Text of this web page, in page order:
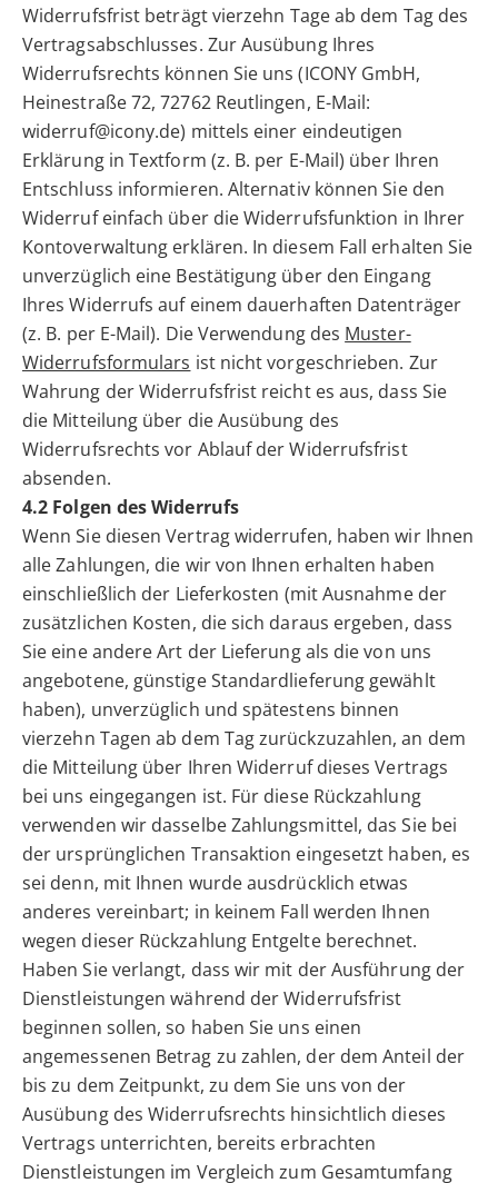
Widerrufsfrist beträgt vierzehn Tage ab dem Tag des
Vertragsabschlusses. Zur Ausübung Ihres
Widerrufsrechts können Sie uns (ICONY GmbH,
Heinestraße 72, 72762 Reutlingen, E-Mail:
widerruf@icony.de) mittels einer eindeutigen
Erklärung in Textform (z. B. per E-Mail) über Ihren
Entschluss informieren. Alternativ können Sie den
Widerruf einfach über die Widerrufsfunktion in Ihrer
Kontoverwaltung erklären. In diesem Fall erhalten Sie
unverzüglich eine Bestätigung über den Eingang
Ihres Widerrufs auf einem dauerhaften Datenträger
(z. B. per E-Mail). Die Verwendung des Muster-
Widerrufsformulars ist nicht vorgeschrieben. Zur
Wahrung der Widerrufsfrist reicht es aus, dass Sie
die Mitteilung über die Ausübung des
Widerrufsrechts vor Ablauf der Widerrufsfrist
absenden.
4.2 Folgen des Widerrufs
Wenn Sie diesen Vertrag widerrufen, haben wir Ihnen
alle Zahlungen, die wir von Ihnen erhalten haben
einschließlich der Lieferkosten (mit Ausnahme der
zusätzlichen Kosten, die sich daraus ergeben, dass
Sie eine andere Art der Lieferung als die von uns
angebotene, günstige Standardlieferung gewählt
haben), unverzüglich und spätestens binnen
vierzehn Tagen ab dem Tag zurückzuzahlen, an dem
die Mitteilung über Ihren Widerruf dieses Vertrags
bei uns eingegangen ist. Für diese Rückzahlung
verwenden wir dasselbe Zahlungsmittel, das Sie bei
der ursprünglichen Transaktion eingesetzt haben, es
sei denn, mit Ihnen wurde ausdrücklich etwas
anderes vereinbart; in keinem Fall werden Ihnen
wegen dieser Rückzahlung Entgelte berechnet.
Haben Sie verlangt, dass wir mit der Ausführung der
Dienstleistungen während der Widerrufsfrist
beginnen sollen, so haben Sie uns einen
angemessenen Betrag zu zahlen, der dem Anteil der
bis zu dem Zeitpunkt, zu dem Sie uns von der
Ausübung des Widerrufsrechts hinsichtlich dieses
Vertrags unterrichten, bereits erbrachten
Dienstleistungen im Vergleich zum Gesamtumfang